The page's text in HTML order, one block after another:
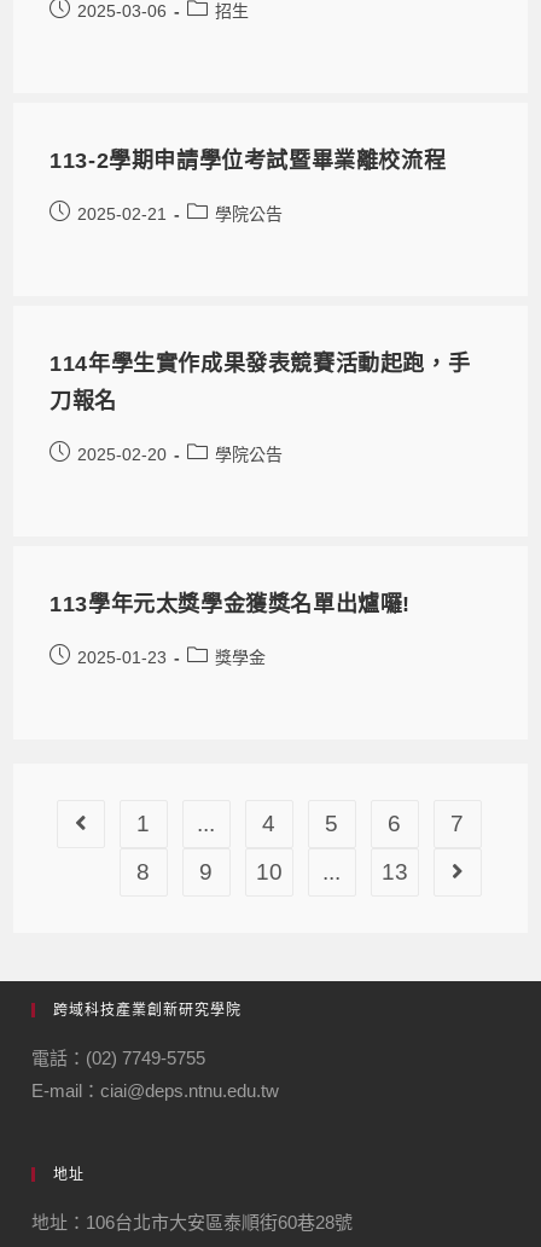
2025-03-06 招生
113-2學期申請學位考試暨畢業離校流程
2025-02-21 學院公告
114年學生實作成果發表競賽活動起跑，手
刀報名
2025-02-20 學院公告
113學年元太獎學金獲獎名單出爐囉!
2025-01-23 獎學金
1 ... 4 5 6
7
8
9 10 ... 13
跨域科技產業創新研究學院
電話：(02) 7749-5755
E-mail：ciai@deps.ntnu.edu.tw
地址
地址：106台北市大安區泰順街60巷28號